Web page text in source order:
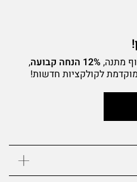
מתנה, 12% הנחה קבועה
,
לקולקציות חדשות!